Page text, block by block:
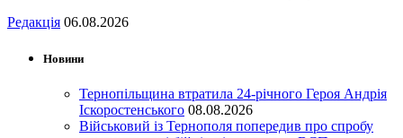
Редакція 06.08.2026
Новини
Тернопільщина втратила 24-річного Героя Андрія
Іскоростенського 08.08.2026
Військовий із Тернополя попередив про спробу